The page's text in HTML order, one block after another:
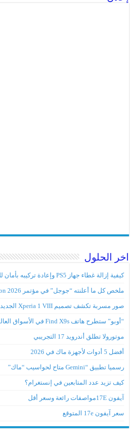
الحلول
كيفية إزالة غطاء جهاز PS5 وإعادة تركيبه بأمان للتنظيف والتحديثات
ملخص كل ما أعلنته “جوجل” في مؤتمر Android Show I/O Edition 2026
صور مسربة تكشف تصميم Xperia 1 VIII الجديد
“أوبو” ستطرح هاتف Find X9s في الأسواق العالمية
موتورولا تطلق أندرويد 17 التجريبي
أفضل 5 أدوات لأجهزة ماك في 2026
رسميا تطبيق “Gemini متاح لحواسيب “ماك”
كيف تزيد عدد المتابعين في إنستغرام؟
آيفون 17Eمواصفات رائعة وسعر أقل
سعر آيفون 17e المتوقع